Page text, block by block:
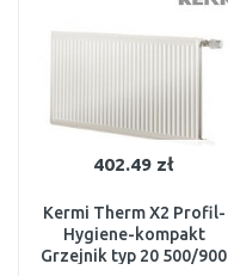
402.49 zł
Kermi Therm X2 Profil-
Hygiene-kompakt
Grzejnik typ 20 500/900